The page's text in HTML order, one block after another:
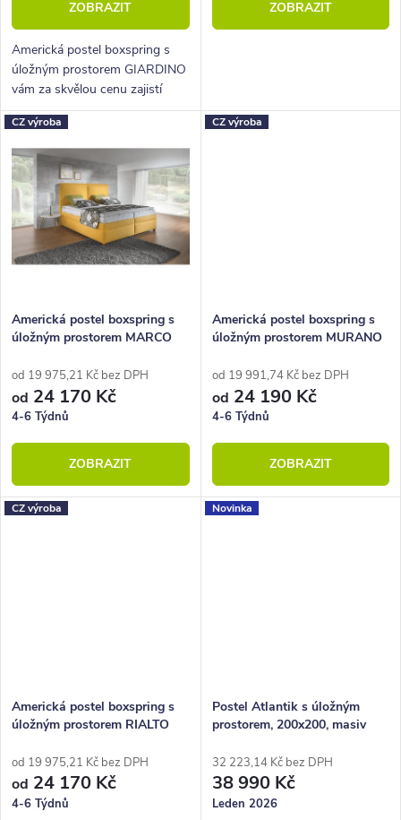
ů
t
ů
ZOBRAZIT
Americká postel boxspring s
úložným prostorem GIARDINO
vám za skvělou cenu zajistí
vysoké, pohodlné spaní a velký
úložný prostor.
ZOBRAZIT
CZ výroba
Americká postel boxspring s
úložným prostorem MARCO
od 19 975,21 Kč bez DPH
od 24 170 Kč
4-6 Týdnů
ZOBRAZIT
CZ výroba
Americká postel boxspring s
úložným prostorem MURANO
od 19 991,74 Kč bez DPH
od 24 190 Kč
4-6 Týdnů
ZOBRAZIT
CZ výroba
Americká postel boxspring s
úložným prostorem RIALTO
od 19 975,21 Kč bez DPH
od 24 170 Kč
4-6 Týdnů
Novinka
Postel Atlantik s úložným
prostorem, 200x200, masiv
32 223,14 Kč bez DPH
38 990 Kč
Leden 2026